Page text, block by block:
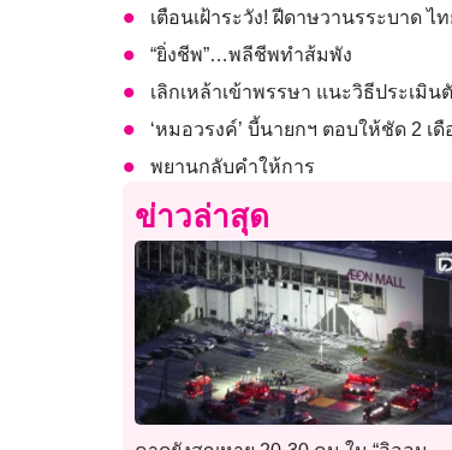
เตือนเฝ้าระวัง! ฝีดาษวานรระบาด ไ
“ยิ่งชีพ”…พลีชีพทำส้มพัง
เลิกเหล้าเข้าพรรษา แนะวิธีประเมิ
‘หมอวรงค์’ บี้นายกฯ ตอบให้ชัด 2
พยานกลับคำให้การ
ข่าวล่าสุด